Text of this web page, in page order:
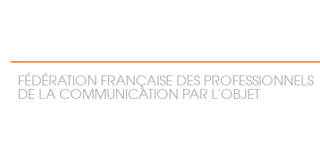
FÉDÉRATION FRANÇAISE DES PROFESSIONNELS
DE LA COMMUNICATION PAR L'OBJET